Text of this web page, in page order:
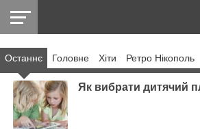
НІКОПОЛЬ
РАЙОН
СІЧЕСЛАВСЬКА
УКРАЇНА
РЕТРО
НІКОПОЛЬ
ЛАЙТ
УКРАЇНА
ДОПОМОГА
Останнє Головнe Хіти Ретро Нікополь
Як вибрати дитячий